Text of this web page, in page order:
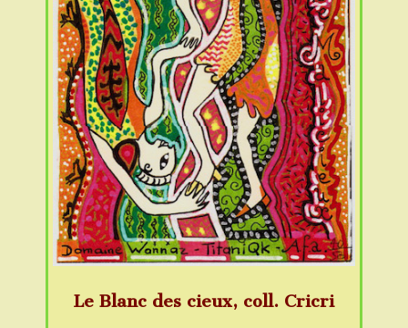
Le Blanc des cieux, coll. Cricri